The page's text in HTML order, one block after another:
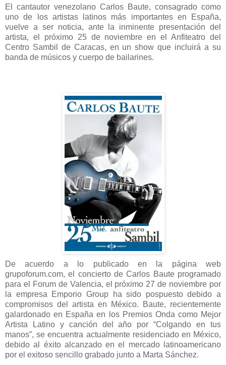
El cantautor venezolano Carlos Baute, consagrado como
uno de los artistas latinos más importantes en España,
vuelve a ser noticia, ante la inminente presentación del
artista, el próximo 25 de noviembre en el Anfiteatro del
Centro Sambil de Caracas, en un show que incluirá a su
banda de músicos y cuerpo de bailarines.
De acuerdo a lo publicado en la página web
grupoforum.com, el concierto de Carlos Baute programado
para el Forum de Valencia, el próximo 27 de noviembre por
la empresa Emporio Group ha sido pospuesto debido a
compromisos del artista en México. Baute, recientemente
galardonado en España en los Premios Onda como Mejor
Artista Latino y canción del año por “Colgando en tus
manos”, se encuentra actualmente residenciado en México,
debido al éxito alcanzado en el mercado latinoamericano
por el exitoso sencillo grabado junto a Marta Sánchez.